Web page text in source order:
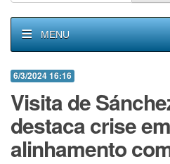
MENU
6/3/2024 16:16
Visita de
destaca crise
alinhamento